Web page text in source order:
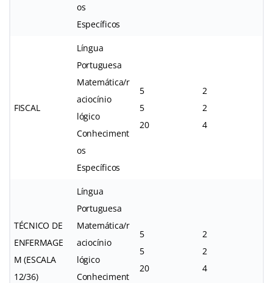
os
Específicos
FISCAL
Língua
Portuguesa
Matemática/r
aciocínio
lógico
Conheciment
os
Específicos
5
5
20
2
2
4
TÉCNICO DE
ENFERMAGE
M (ESCALA
12/36)
Língua
Portuguesa
Matemática/r
aciocínio
lógico
Conheciment
5
5
20
2
2
4